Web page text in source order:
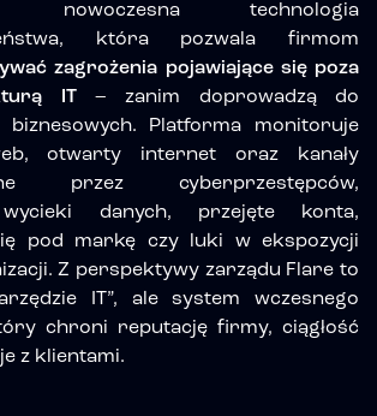
technologia
która pozwala firmom
zagrożenia pojawiające się poza
IT– zanim doprowadzą do
Platforma monitoruje
otwarty internet oraz kanały
przez cyberprzestępców,
danych, przejęte konta,
pod markę czy luki w ekspozycji
Z perspektywy zarządu Flare to
IT”, alesystem wczesnego
chroni reputację firmy, ciągłość
z klientami.